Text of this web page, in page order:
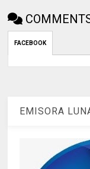
FACEBOOK
EMISORA